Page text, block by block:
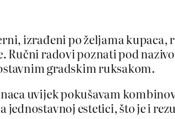
izrađeni po željama
Ručni radovi poznati pod
gradskim ruksakom.
uvijek pokušavam
jednostavnoj estetici, što je i